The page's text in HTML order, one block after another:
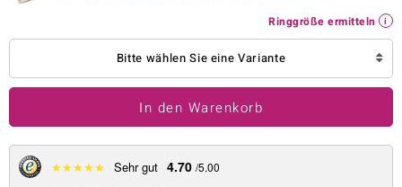
BY DE MELO
Ringgröße ermitteln
Bitte wählen Sie eine Variante
In den Warenkorb
★★★★★ Sehr gut 4.70 /5.00